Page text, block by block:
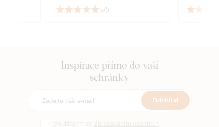
sladit s dekorem podlahy.
5/5
Inspirace přímo do vaší
schránky
Odebírat